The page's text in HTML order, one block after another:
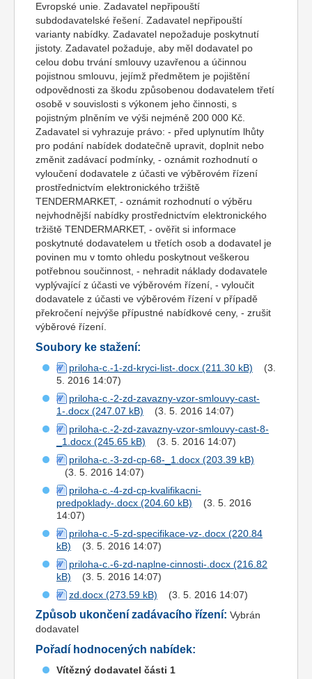
Evropské unie. Zadavatel nepřipouští
subdodavatelské řešení. Zadavatel nepřipouští
varianty nabídky. Zadavatel nepožaduje poskytnutí
jistoty. Zadavatel požaduje, aby měl dodavatel po
celou dobu trvání smlouvy uzavřenou a účinnou
pojistnou smlouvu, jejímž předmětem je pojištění
odpovědnosti za škodu způsobenou dodavatelem třetí
osobě v souvislosti s výkonem jeho činnosti, s
pojistným plněním ve výši nejméně 200 000 Kč.
Zadavatel si vyhrazuje právo: - před uplynutím lhůty
pro podání nabídek dodatečně upravit, doplnit nebo
změnit zadávací podmínky, - oznámit rozhodnutí o
vyloučení dodavatele z účasti ve výběrovém řízení
prostřednictvím elektronického tržiště
TENDERMARKET, - oznámit rozhodnutí o výběru
nejvhodnější nabídky prostřednictvím elektronického
tržiště TENDERMARKET, - ověřit si informace
poskytnuté dodavatelem u třetích osob a dodavatel je
povinen mu v tomto ohledu poskytnout veškerou
potřebnou součinnost, - nehradit náklady dodavatele
vyplývající z účasti ve výběrovém řízení, - vyloučit
dodavatele z účasti ve výběrovém řízení v případě
překročení nejvýše přípustné nabídkové ceny, - zrušit
výběrové řízení.
Soubory ke stažení:
priloha-c.-1-zd-kryci-list-.docx
(3.
5. 2016 14:07)
priloha-c.-2-zd-zavazny-vzor-smlouvy-cast-
1-.docx
(3. 5. 2016 14:07)
priloha-c.-2-zd-zavazny-vzor-smlouvy-cast-8-
_1.docx
(3. 5. 2016 14:07)
priloha-c.-3-zd-cp-68-_1.docx
(3. 5. 2016 14:07)
priloha-c.-4-zd-cp-kvalifikacni-
predpoklady-.docx
(3. 5. 2016
14:07)
priloha-c.-5-zd-specifikace-vz-.docx
(3. 5. 2016 14:07)
priloha-c.-6-zd-naplne-cinnosti-.docx
(3. 5. 2016 14:07)
zd.docx
(3. 5. 2016 14:07)
Způsob ukončení zadávacího řízení: Vybrán
dodavatel
Pořadí hodnocených nabídek:
Vítězný dodavatel části 1